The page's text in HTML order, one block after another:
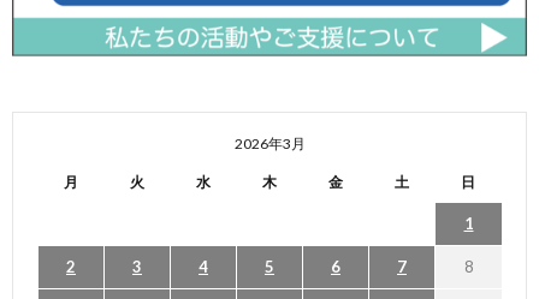
2026年3月
月 火 水 木 金 土 日
1
2 3 4 5 6 7 8